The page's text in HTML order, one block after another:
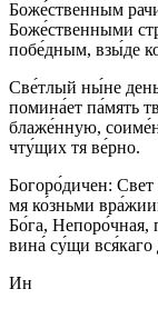
Боже́ственным
Боже́ственными
побе́дным, взы́де
Све́тлый ны́не
помина́ет па́мять
блаже́нную,
чту́щих тя ве́рно.
Богоро́дичен:
мя ко́зньми
Бо́га, Непоро́чная,
вина́ су́щи вся́каго
Ин